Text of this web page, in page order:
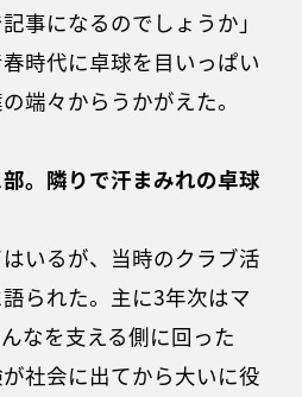
事になるのでしょうか」
時代に卓球を目いっぱい
端々からうかがえた。
。隣りで汗まみれの卓球
いるが、当時のクラブ活
られた。主に3年次はマ
なを支える側に回った
社会に出てから大いに役